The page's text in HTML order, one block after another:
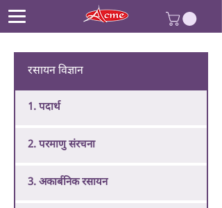
रसायन विज्ञान
1. पदार्थ
2. परमाणु संरचना
3. अकार्बनिक रसायन